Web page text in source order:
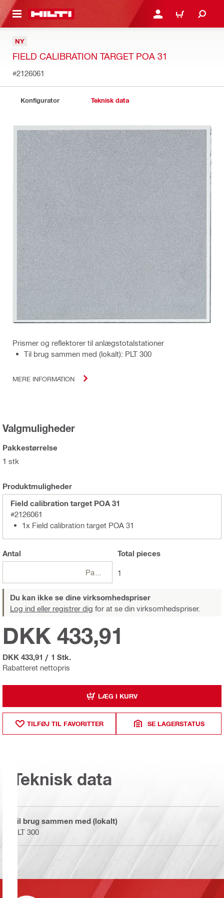
HOVEDINDHOLD LOG IND ELLER
INDKØBSKURV
NY
FIELD CALIBRATION TARGET POA 31
#2126061
Konfigurator Teknisk data
Prismer og reflektorer til anlægstotalstationer
Til brug sammen med (lokalt): PLT 300
MERE INFORMATION
Valgmuligheder
Pakkestørrelse
1 stk
Produktmuligheder
Field calibration target POA 31
#2126061
1x Field calibration target POA 31
Antal Total pieces
1
Du kan ikke se dine virksomhedspriser
Log ind eller registrer dig for at se din virksomhedspriser.
Rabatteret nettopris
DKK 433,91
DKK 433,91 / 1 Stk.
LÆG I KURV
TILFØJ TIL FAVORITTER SE LAGERSTATUS
Teknisk data
Til brug sammen med (lokalt)
PLT 300